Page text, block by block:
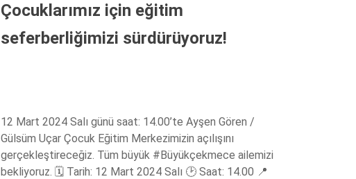
Çocuklarımız için eğitim
seferberliğimizi sürdürüyoruz!
12 Mart 2024 Salı günü saat: 14.00’te Ayşen Gören /
Gülsüm Uçar Çocuk Eğitim Merkezimizin açılışını
gerçekleştireceğiz. Tüm büyük #Büyükçekmece ailemizi
bekliyoruz. 🗓️ Tarih: 12 Mart 2024 Salı 🕑 Saat: 14.00 📍